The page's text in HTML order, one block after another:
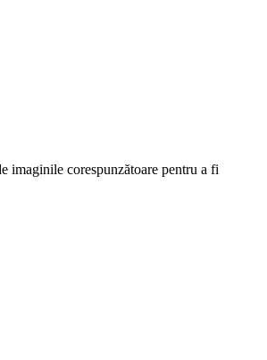
imaginile corespunzătoare pentru a fi